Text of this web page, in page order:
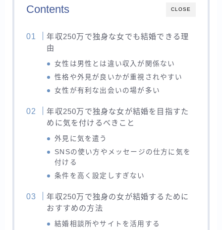
CLOSE
Contents
年収250万で独身な女でも結婚できる理
由
女性は男性とは違い収入が関係ない
性格や外見が良いかが重視されやすい
女性が有利な出会いの場が多い
年収250万で独身な女が結婚を目指すた
めに気を付けるべきこと
外見に気を遣う
SNSの使い方やメッセージの仕方に気を
付ける
条件を高く設定しすぎない
年収250万で独身の女が結婚するために
おすすめの方法
結婚相談所やサイトを活用する